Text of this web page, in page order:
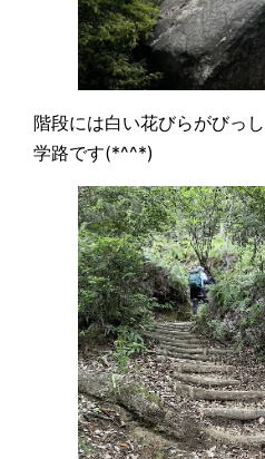
階段には白い花びらがびっ
学路です(*^^*)